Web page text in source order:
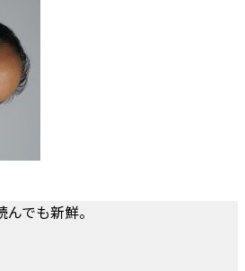
でも新鮮。